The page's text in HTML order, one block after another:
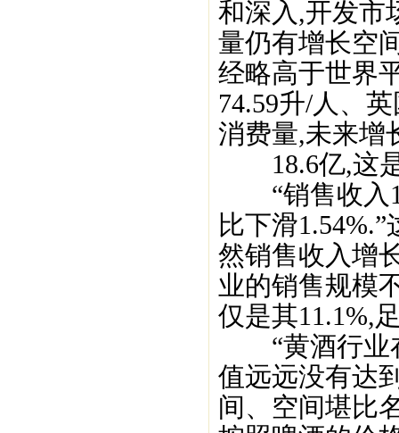
和深入,开发市
量仍有增长空
经略高于世界
74.59升/人、
消费量,未来增
18.6亿,这是
“销售收入
比下滑
然销售收入增
业的销售规模
仅是其11.1%,
“黄酒行业在
值远远没有达
间、空间堪比